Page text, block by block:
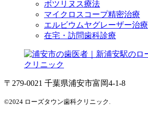
ボツリヌス療法
マイクロスコープ精密治療
エルビウムヤグレーザー治療
在宅・訪問歯科診療
〒279-0021 千葉県浦安市富岡4-1-8
©2024 ローズタウン歯科クリニック.